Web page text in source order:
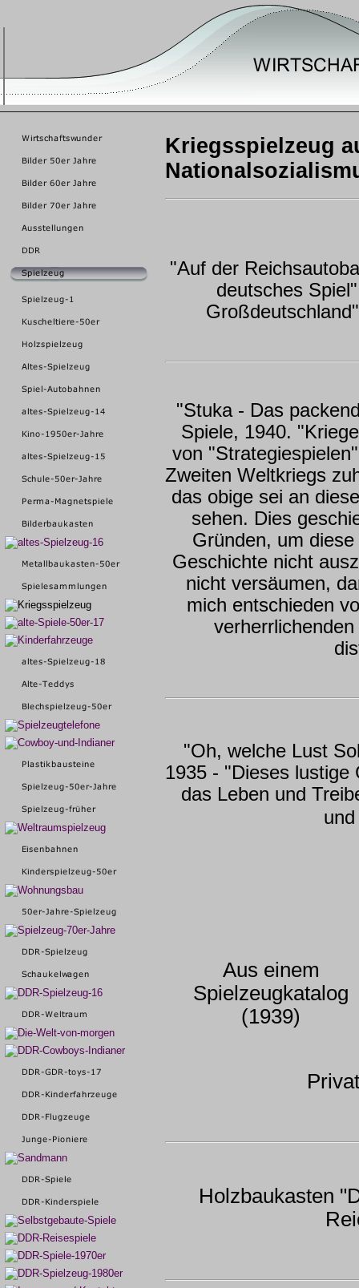
Kriegsspielzeug
"Auf der
deutsches
"Stuka - Das
Spiele, 1940.
von
Zweiten Weltkriegs
das obige sei an
sehen. Dies
Gründen, um
Geschichte nicht
nicht versäumen,
mich entschieden
"Oh, welche Lust
1935 - "Dieses lustige
das Leben und
Aus einem
Spielzeugkatalog
(1939)
Holzbaukasten